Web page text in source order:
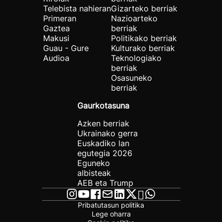
Telebista nahieran
Primeran
Gaztea
Makusi
Guau - Gure
Audioa
Gizarteko berriak
Nazioarteko
berriak
Politikako berriak
Kulturako berriak
Teknologiako
berriak
Osasuneko
berriak
Gaurkotasuna
Azken berriak
Ukrainako gerra
Euskadiko lan
egutegia 2026
Eguneko
albisteak
AEB eta Trump
Pribatutasun politika
Lege oharra